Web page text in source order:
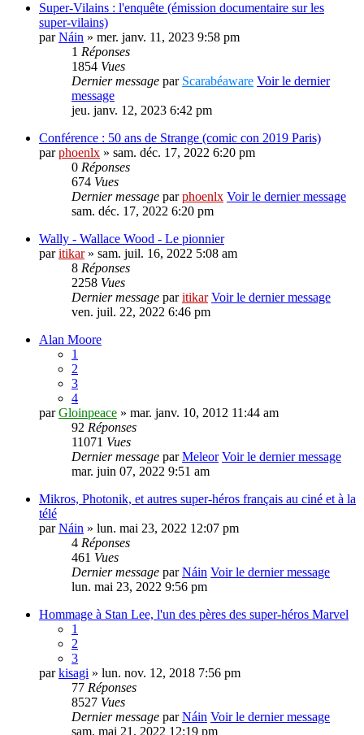
Super-Vilains : l'enquête (émission documentaire sur les
super-vilains)
parNáin » mer. janv. 11, 2023 9:58 pm
1 Réponses
1854 Vues
Dernier message par Scarabéaware Voir le dernier
message
jeu. janv. 12, 2023 6:42 pm
Conférence : 50 ans de Strange (comic con 2019 Paris)
parphoenlx » sam. déc. 17, 2022 6:20 pm
0 Réponses
674 Vues
Dernier message parphoenlx Voir le dernier message
sam. déc. 17, 2022 6:20 pm
Wally - Wallace Wood - Le pionnier
paritikar» sam. juil. 16, 2022 5:08 am
8 Réponses
2258 Vues
Dernier message paritikar Voir le dernier message
ven. juil. 22, 2022 6:46 pm
Alan Moore
1
2
3
4
parGloinpeace » mar. janv. 10, 2012 11:44 am
92 Réponses
11071 Vues
Dernier message parMeleor Voir le dernier message
mar. juin 07, 2022 9:51 am
Mikros, Photonik, et autres super-héros français au ciné et à la
télé
parNáin » lun. mai 23, 2022 12:07 pm
4 Réponses
461 Vues
Dernier message parNáin Voir le dernier message
lun. mai 23, 2022 9:56 pm
Hommage à Stan Lee, l'un des pères des super-héros Marvel
1
2
3
parkisagi » lun. nov. 12, 2018 7:56 pm
77 Réponses
8527 Vues
Dernier message parNáin Voir le dernier message
sam. mai 21, 2022 12:19 pm